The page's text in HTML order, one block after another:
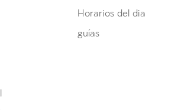
Horarios del dia
guías